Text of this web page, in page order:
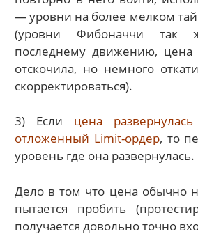
— уровни на более мелком
(уровни Фибоначчи
последнему движению, цена
отскочила, но немного
скорректироваться).
3) Если цена
отложенный Limit-ордер, то
уровень где она развернулась.
Дело в том что цена обычно
пытается пробить
получается довольно точно